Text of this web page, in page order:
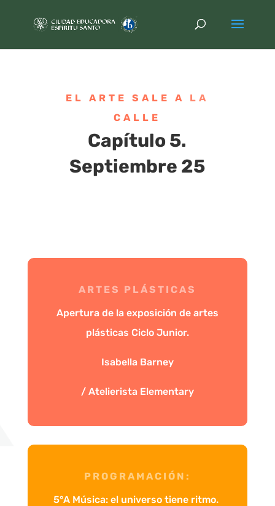
EL ARTE SALE A LA
CALLE
Capítulo 5.
Septiembre 25
ARTES PLÁSTICAS
Apertura de la exposición de artes
plásticas Ciclo Junior.
Isabella Barney
/ Atelierista Elementary
PROGRAMACIÓN:
5°A Música: el universo tiene ritmo.